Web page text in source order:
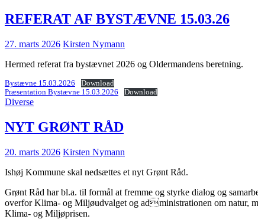
REFERAT AF BYSTÆVNE 15.03.26
27. marts 2026 Kirsten Nymann
Hermed referat fra bystævnet 2026 og Oldermandens beretning.
Bystævne 15.03.2026
Download
Præsentation Bystævne 15.03.2026
Download
Diverse
NYT GRØNT RÅD
20. marts 2026 Kirsten Nymann
Ishøj Kommune skal nedsættes et nyt Grønt Råd.
Grønt Råd har bl.a. til formål at fremme og styrke dialog og
overfor Klima- og Miljøudvalget og administrationen om natur,
Klima- og Miljøprisen.